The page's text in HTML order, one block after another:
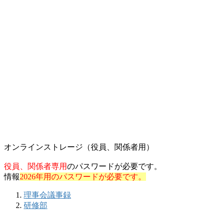
オンラインストレージ（役員、関係者用）
役員、関係者専用のパスワードが必要です。
情報2026年用のパスワードが必要です。
理事会議事録
研修部